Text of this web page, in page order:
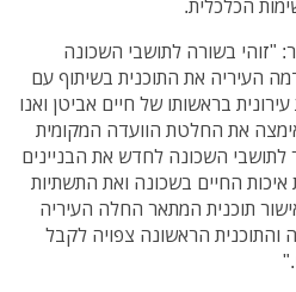
הכלכלית.
"זוהי בשורה לתושבי השכונה
העיריה את התוכנית בשיתוף עם
בראשותו של חיים אביטן ואנו
את החלטת הוועדה המקומית
השכונה לחדש את הבניינים
לשדרג את איכות החיים בשכונה ואת התשתיות
תוכנית המתאר החלה העיריה
והתוכנית הראשונה צפויה לקבל